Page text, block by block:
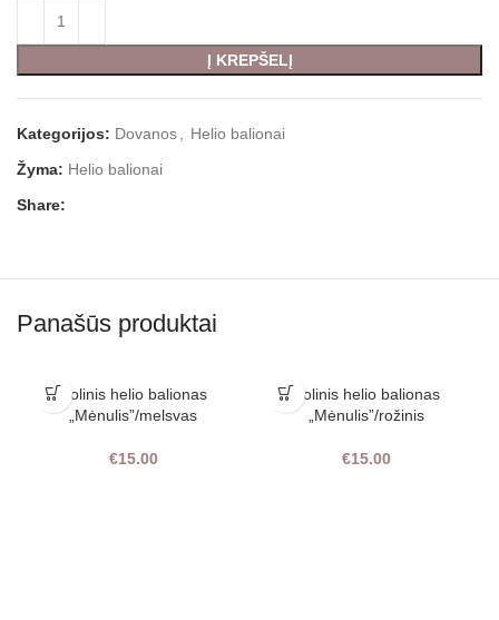
Į KREPŠELĮ
Kategorijos: Dovanos
Helio balionai
Žyma: Helio balionai
Share:
Panašūs produktai
Folinis helio balionas
„Mėnulis”/melsvas
€15.00
Folinis helio balionas
„Mėnulis”/rožinis
€15.00